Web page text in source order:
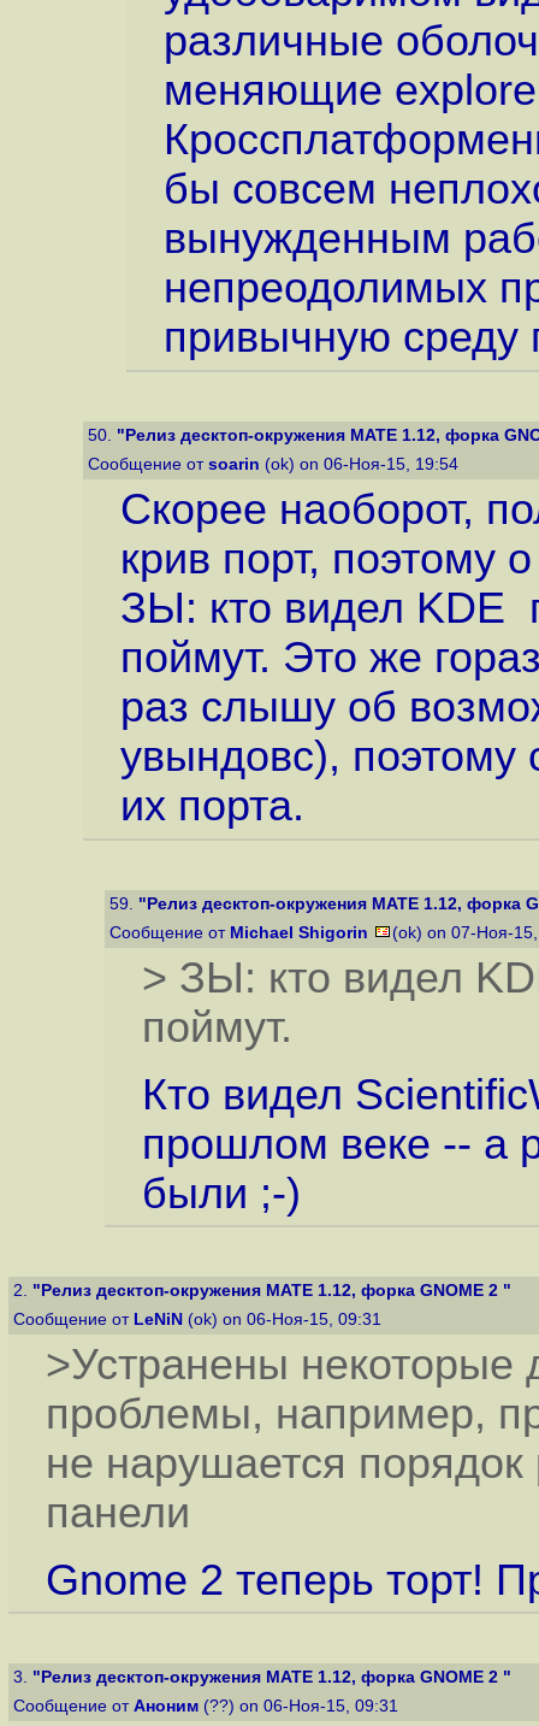
различные
меняющие
бы совсем
вынужденным
непреодолимых
привычную среду
50. "Релиз десктоп-окружения MATE 1.12, форка
Сообщение от soarin (ok) on 06-Ноя-15, 19:54
Скорее наоборот,
крив порт, поэтому
ЗЫ: кто видел KDE
поймут. Это же
раз слышу об
увындовс), поэтому
их порта.
59. "Релиз десктоп-окружения MATE 1.12, форка
Сообщение от Michael Shigorin (ok) on 07-Ноя-
> ЗЫ: кто видел
поймут.
Кто видел
прошлом веке -- а
были ;-)
2. "Релиз десктоп-окружения MATE 1.12, форка GNOME 2 "
Сообщение от LeNiN (ok) on 06-Ноя-15, 09:31
>Устранены
проблемы, например,
не нарушается
панели
Gnome 2 теперь торт!
3. "Релиз десктоп-окружения MATE 1.12, форка GNOME 2 "
Сообщение от Аноним (??) on 06-Ноя-15, 09:31